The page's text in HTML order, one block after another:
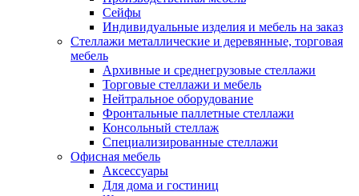
Сейфы
Индивидуальные изделия и мебель на заказ
Стеллажи металлические и деревянные, торговая
мебель
Архивные и среднегрузовые стеллажи
Торговые стеллажи и мебель
Нейтральное оборудование
Фронтальные паллетные стеллажи
Консольный стеллаж
Специализированные стеллажи
Офисная мебель
Аксессуары
Для дома и гостиниц